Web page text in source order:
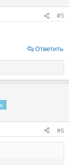
#5
Ответить
#6